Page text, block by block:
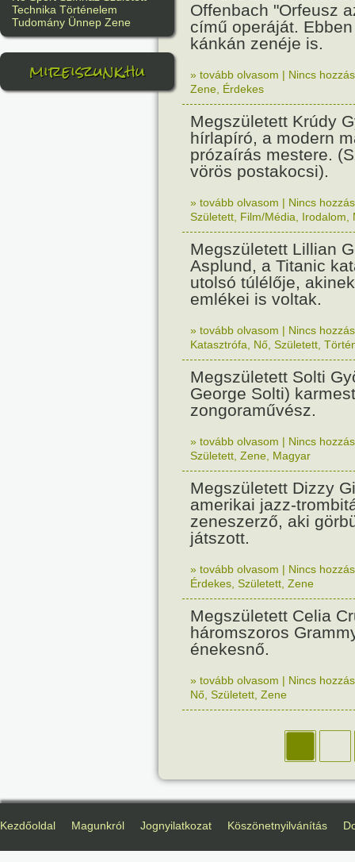
Technika Történelem
Tudomány Ünnep Zene
mireiszunk.hu
Offenbach "Orfeusz
című operáját.
kánkán zenéje is.
» tovább olvasom | Nincs
Zene Érdekes
Megszületett Krúdy
hírlapíró, a modern
prózaírás mestere.
vörös postakocsi).
» tovább olvasom | Nincs
Született Film/Média Irodalom
Megszületett Lillian
Asplund, a Titanic
utolsó túlélője,
emlékei is voltak.
» tovább olvasom | Nincs
Katasztrófa
Nő Született
Megszületett Solti
George Solti)
zongoraművész.
» tovább olvasom | Nincs
Született Zene Magyar
Megszületett Dizzy
amerikai jazz-
zeneszerző, aki
játszott.
» tovább olvasom | Nincs
Érdekes Született Zene
Megszületett Celia
háromszoros
énekesnő.
» tovább olvasom | Nincs
Nő Született Zene
Kezdőoldal Magunkról Jognyilatkozat Köszönetnyilvánítás